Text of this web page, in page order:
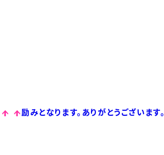
励みとなります。ありがとうございます。